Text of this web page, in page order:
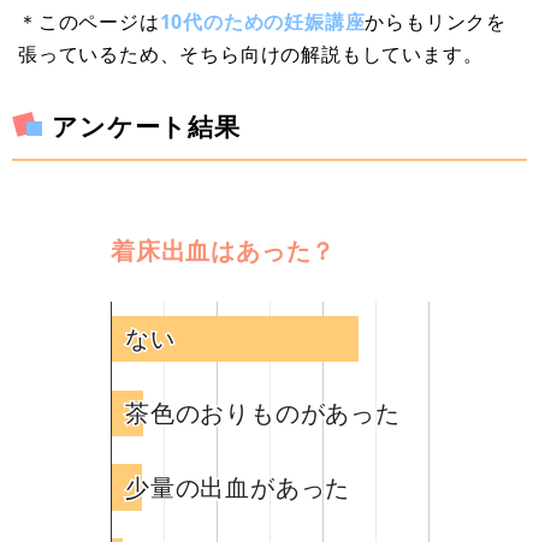
＊このページは10代のための妊娠講座からもリンクを
張っているため、そちら向けの解説もしています。
アンケート結果
着床出血はあった？
ない
ない
茶色のおりものがあった
茶色のおりものがあった
少量の出血があった
少量の出血があった